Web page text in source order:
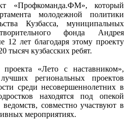
«Профкоманда.ФМ», который
молодежной политики
Кузбасса, муниципальных
фонда Андрея
12 лет благодаря этому проекту
тысяч кузбасских ребят.
проекта «Лето с наставником»,
региональных проектов
среди несовершеннолетних в
находятся под опекой
совместно участвуют в
мероприятиях.